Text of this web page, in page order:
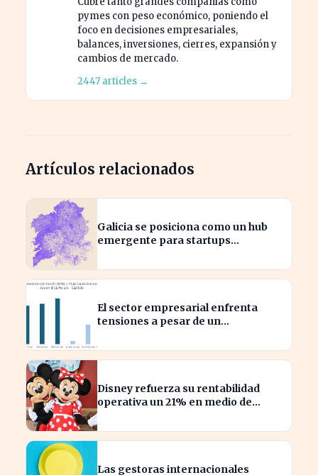
pymes con peso económico, poniendo el
foco en decisiones empresariales,
balances, inversiones, cierres, expansión y
cambios de mercado.
2447 articles →
Artículos relacionados
Galicia se posiciona como un hub
emergente para startups
El sector empresarial enfrenta
tensiones a pesar de un
Disney refuerza su rentabilidad
operativa un 21% en medio de
Las gestoras internacionales